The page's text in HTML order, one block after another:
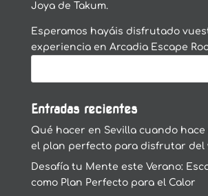
Joya de Takum.
Esperamos hayáis disfrutado
experiencia en Arcadia Escape
Entradas recientes
Qué hacer en Sevilla cuando hace
el plan perfecto para disfrutar del
Desafía tu Mente este Verano:
como Plan Perfecto para el Calor